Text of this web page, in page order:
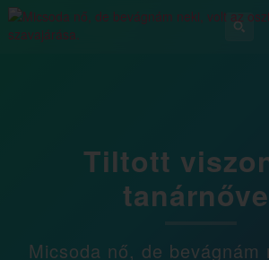
Tiltott
Micsoda nő, de bevágnám